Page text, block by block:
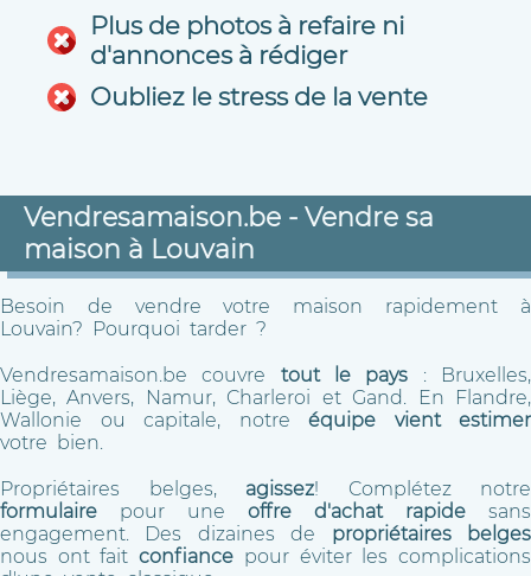
Plus de photos à refaire ni
d'annonces à rédiger
Oubliez le stress de la vente
Vendresamaison.be - Vendre sa
maison à Louvain
Besoin de vendre votre maison rapidement à
Louvain? Pourquoi tarder ?
Vendresamaison.be couvre tout le pays : Bruxelles,
Liège, Anvers, Namur, Charleroi et Gand. En Flandre,
Wallonie ou capitale, notre équipe vient estimer
votre bien.
Propriétaires belges, agissez! Complétez notre
formulaire pour une offre d'achat rapide sans
engagement. Des dizaines de propriétaires belges
nous ont faitconfiance pour éviter les complications